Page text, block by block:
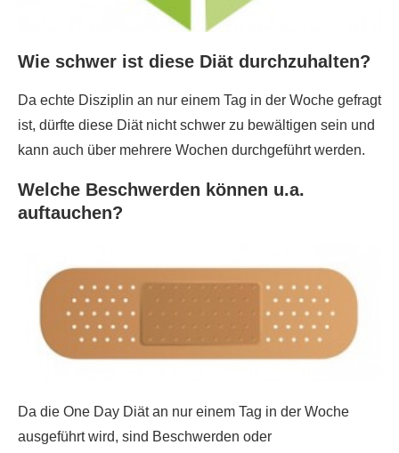
Wie schwer ist diese Diät durchzuhalten?
Da echte Disziplin an nur einem Tag in der Woche gefragt
ist, dürfte diese Diät nicht schwer zu bewältigen sein und
kann auch über mehrere Wochen durchgeführt werden.
Welche Beschwerden können u.a.
auftauchen?
Da die One Day Diät an nur einem Tag in der Woche
ausgeführt wird, sind Beschwerden oder